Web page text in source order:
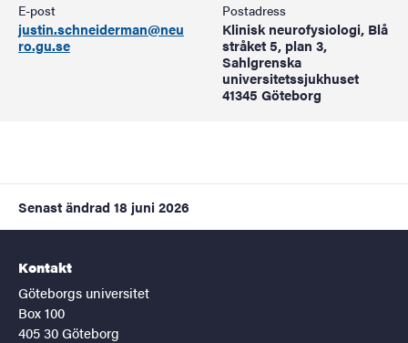
E-post
justin.schneiderman@neu
ro.gu.se
Postadress
Klinisk neurofysiologi, Blå
stråket 5, plan 3,
Sahlgrenska
universitetssjukhuset
41345 Göteborg
Senast ändrad 18 juni 2026
Kontakt
Göteborgs universitet
Box 100
405 30 Göteborg